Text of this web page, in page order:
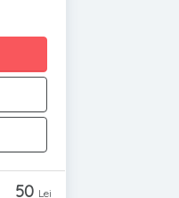
50 Lei